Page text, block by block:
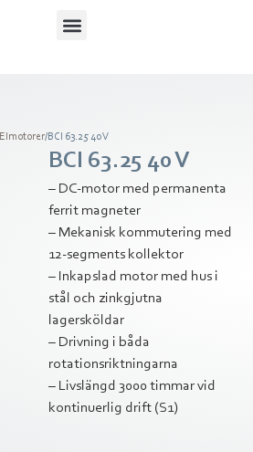
Elmotorer/BCI 63.25 40 V
BCI 63.25 40 V
– DC-motor med permanenta
ferrit magneter
– Mekanisk kommutering med
12-segments kollektor
– Inkapslad motor med hus i
stål och zinkgjutna
lagersköldar
– Drivning i båda
rotationsriktningarna
– Livslängd 3000 timmar vid
kontinuerlig drift (S1)